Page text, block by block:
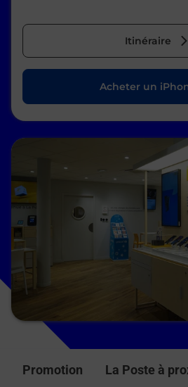
Itinéraire
Acheter un
Promotion La Poste à